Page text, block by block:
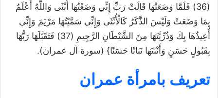
(36) فَلَمَّا وَضَعَتْهَا قَالَتْ رَبِّ إِنِّي وَضَعْتُهَا أُنْثَى وَاللَّهُ أَعْلَمُ
بِمَا وَضَعَتْ وَلَيْسَ الذَّكَرُ كَالْأُنْثَى وَإِنِّي سَمَّيْتُهَا مَرْيَمَ وَإِنِّي
أُعِيذُهَا بِكَ وَذُرِّيَّتَهَا مِنَ الشَّيْطَانِ الرَّجِيمِ (37) فَتَقَبَّلَهَا رَبُّهَا
بِقَبُولٍ حَسَنٍ وَأَنْبَتَهَا نَبَاتًا حَسَنًا} (سورة آل عمران).
تعريف بامرأة عمران